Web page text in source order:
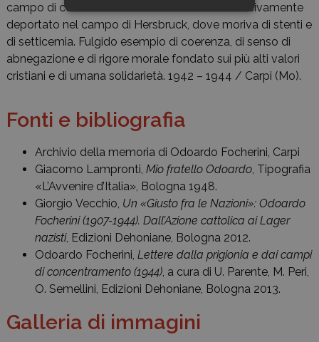
campo di concentramento di Fossoli e successivamente
deportato nel campo di Hersbruck, dove moriva di stenti e
di setticemia. Fulgido esempio di coerenza, di senso di
abnegazione e di rigore morale fondato sui più alti valori
cristiani e di umana solidarietà. 1942 – 1944 / Carpi (Mo).
Fonti e bibliografia
Archivio della memoria di Odoardo Focherini, Carpi
Giacomo Lampronti, Mio fratello Odoardo, Tipografia
«L’Avvenire d’Italia», Bologna 1948.
Giorgio Vecchio, Un «Giusto fra le Nazioni»: Odoardo
Focherini (1907-1944). Dall’Azione cattolica ai Lager
nazisti, Edizioni Dehoniane, Bologna 2012.
Odoardo Focherini, Lettere dalla prigionia e dai campi
di concentramento (1944), a cura di U. Parente, M. Peri,
O. Semellini, Edizioni Dehoniane, Bologna 2013.
Galleria di immagini